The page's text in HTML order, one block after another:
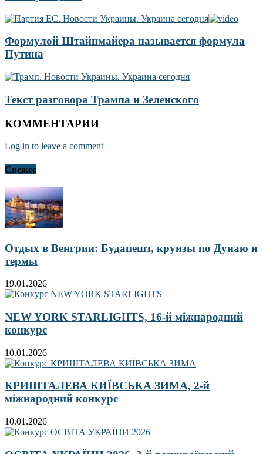
Формулой Штайнмайера называется формула
Путина
Текст разговора Трампа и Зеленского
КОММЕНТАРИИ
Log in to leave a comment
Свежее
Отдых в Венгрии: Будапешт, круизы по Дунаю и
термы
19.01.2026
NEW YORK STARLIGHTS, 16-й міжнародний
конкурс
10.01.2026
КРИШТАЛЕВА КИЇВСЬКА ЗИМА, 2-й
міжнародний конкурс
10.01.2026